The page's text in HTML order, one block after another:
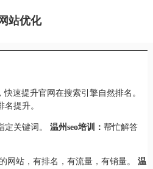
网站优化
快速提升官网在搜索引擎自然排名。
提升。
定关键词。 温州seo培训： 帮忙解答
网站，有排名，有流量，有销量。 温